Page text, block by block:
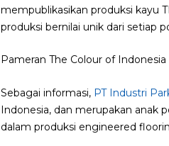
mempublikasikan produksi kayu
produksi bernilai unik dari setiap
Pameran The Colour of Indonesia
Sebagai informasi, PT Industri
Indonesia, dan merupakan anak
dalam produksi engineered